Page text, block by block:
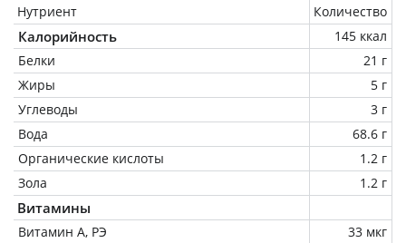
Нутриент
Количество
Калорийность
145 ккал
Белки
21 г
Жиры
5 г
Углеводы
3 г
Вода
68.6 г
Органические кислоты
1.2 г
Зола
1.2 г
Витамины
Витамин А, РЭ
33 мкг